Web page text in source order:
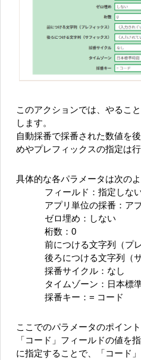
このアクションでは、やること
します。
自動採番で採番された数値を
めやプレフィックスの指定は行
具体的な各パラメータは次の
フィールド：指定しな
アプリ単位の採番：ア
ゼロ埋め：しない
桁数：0
前につける文字列（プ
後ろにつける文字列（
採番サイクル：なし
タイムゾーン：日本標
採番キー：= コード
ここでのパラメータのポイン
「コード」フィールドの値を
に指定することで、「コード